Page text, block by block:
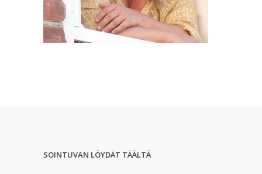
SOINTUVAN LÖYDÄT TÄÄLTÄ